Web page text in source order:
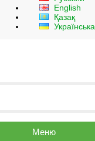
English
Қазақ
Українська
Меню